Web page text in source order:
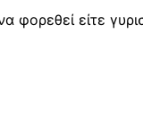
φορεθεί είτε